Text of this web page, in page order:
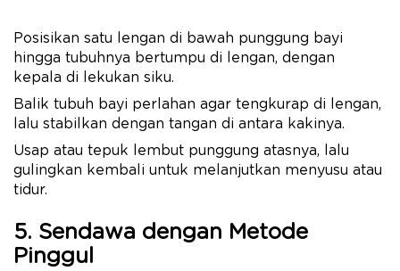
Posisikan satu lengan di bawah punggung bayi
hingga tubuhnya bertumpu di lengan, dengan
kepala di lekukan siku.
Balik tubuh bayi perlahan agar tengkurap di lengan,
lalu stabilkan dengan tangan di antara kakinya.
Usap atau tepuk lembut punggung atasnya, lalu
gulingkan kembali untuk melanjutkan menyusu atau
tidur.
5. Sendawa dengan Metode
Pinggul